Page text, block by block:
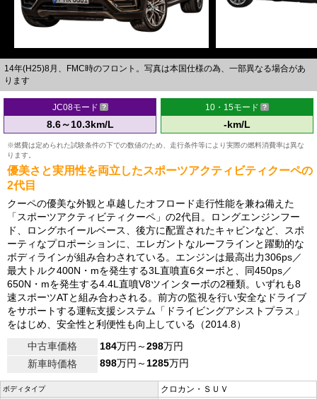
14年(H25)8月、FMC時のフロント。写真は本国仕様の為、一部異なる場合があ
ります
JC08モード
8.6～10.3km/L
10・15モード
-km/L
※燃費は定められた試験条件の下での数値のため、走行条件等により実際の燃料消費率は異な
ります。
優美さと実用性を両立したスポーツアクティビティクーペの
2代目
クーペの優美な外観と卓越したオフロード走行性能を兼ね備えた
「スポーツアクティビティクーペ」の2代目。ロングエンジンフー
ド、ロングホイールベース、後方に配置されたキャビンなど、スポ
ーティなプロポーションに、エレガントなルーフラインと躍動的な
ボディラインが組み合わされている。エンジンは最高出力306ps／
最大トルク400N・mを発生する3L直噴直6ターボと、同450ps／
650N・mを発生する4.4L直噴V8ツインターボの2種類。いずれも8
速スポーツATと組み合わされる。前方の監視を行い安全なドライブ
をサポートする運転支援システム「ドライビングアシストプラス」
をはじめ、安全性と利便性も向上している（2014.8）
中古車価格
184万円～298万円
新車時価格
898万円～1285万円
ボディタイプ クロカン・ＳＵＶ